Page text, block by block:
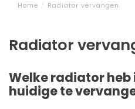
Home / Radiator vervangen
Radiator
Welke radiator
huidige te